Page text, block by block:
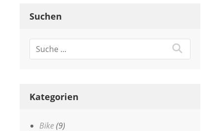
Suchen
Kategorien
Bike(9)